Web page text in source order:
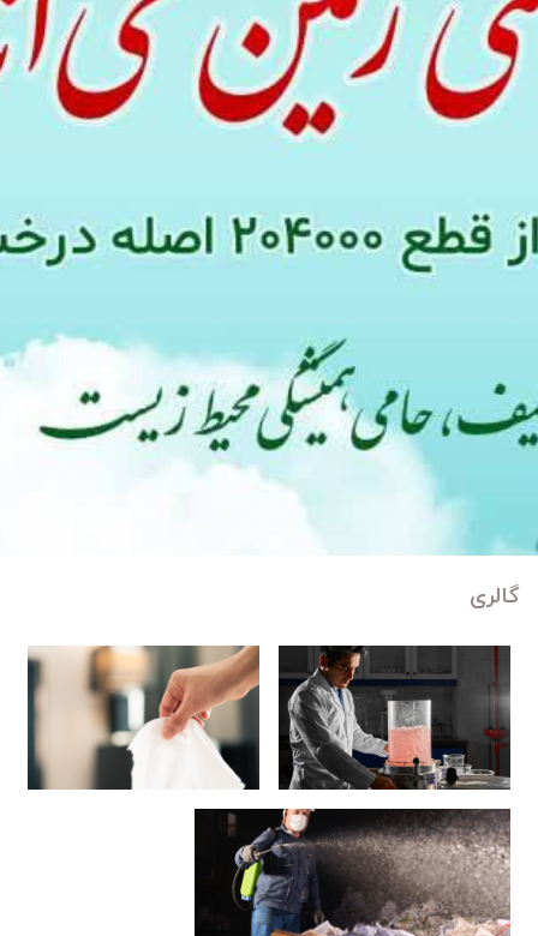
گالری
گالری
آزمایشگاه
گالری
محصولات
گالری کارخانه